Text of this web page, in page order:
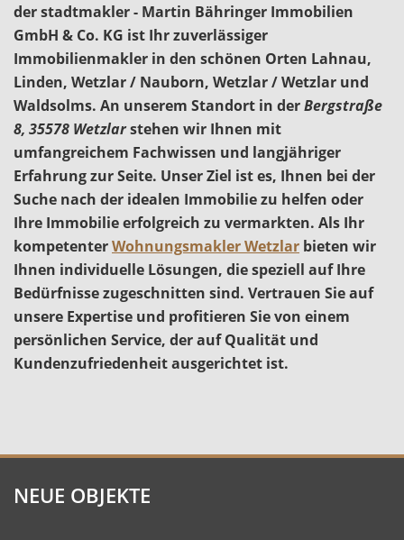
der stadtmakler - Martin Bähringer Immobilien
GmbH & Co. KG ist Ihr zuverlässiger
Immobilienmakler in den schönen Orten Lahnau,
Linden, Wetzlar / Nauborn, Wetzlar / Wetzlar und
Waldsolms. An unserem Standort in derBergstraße
8, 35578 Wetzlarstehen wir Ihnen mit
umfangreichem Fachwissen und langjähriger
Erfahrung zur Seite. Unser Ziel ist es, Ihnen bei der
Suche nach der idealen Immobilie zu helfen oder
Ihre Immobilie erfolgreich zu vermarkten. Als Ihr
kompetenterWohnungsmakler Wetzlar bieten wir
Ihnen individuelle Lösungen, die speziell auf Ihre
Bedürfnisse zugeschnitten sind. Vertrauen Sie auf
unsere Expertise und profitieren Sie von einem
persönlichen Service, der auf Qualität und
Kundenzufriedenheit ausgerichtet ist.
NEUE OBJEKTE